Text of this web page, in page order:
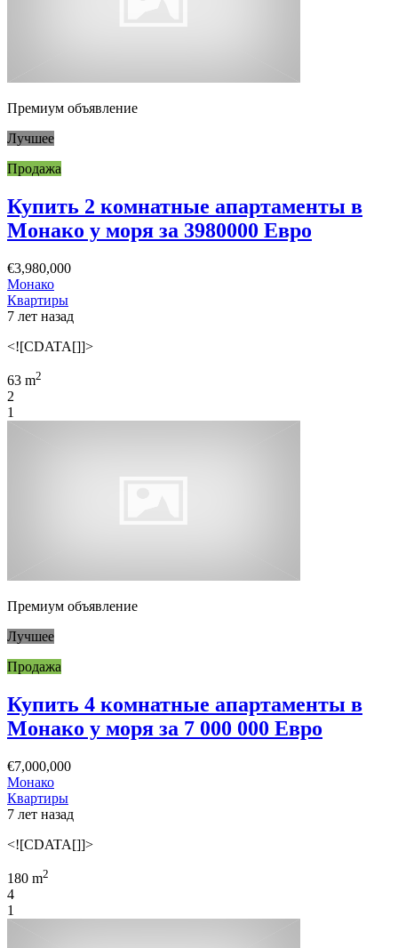
Премиум объявление
Лучшее
Продажа
Купить 2 комнатные апартаменты в
Монако у моря за 3980000 Евро
€3,980,000
Монако
Квартиры
7 лет назад
<![CDATA[]]>
63 m2
2
1
Премиум объявление
Лучшее
Продажа
Купить 4 комнатные апартаменты в
Монако у моря за 7 000 000 Евро
€7,000,000
Монако
Квартиры
7 лет назад
<![CDATA[]]>
180 m2
4
1